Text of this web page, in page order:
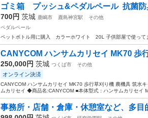
ゴミ箱 プッシュ&ペダルペール 抗菌
700円 茨城 鹿嶋市 鹿島神宮駅
その他
ペダルペール
ペットボトル用に購入 カラーホワイト 20L 子供部屋で使って
CANYCOM ハンサムカリセイ MK70 歩
250,000円 茨城 つくば市 その他
オンライン決済
CANYCOM ハンサムカリセイ MK70 歩行草刈り機 農機具 筑水
ムカリセイ ◆商品名:CANYCOM ■本体型式：ハンサムカリセイ
事務所・店舗・倉庫・休憩室など、多目